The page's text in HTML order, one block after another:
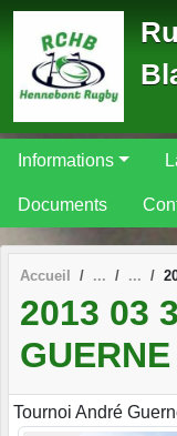
Informations
Documents
Accueil
2013 03
GUERNE
Tournoi André
Panneau de gestion